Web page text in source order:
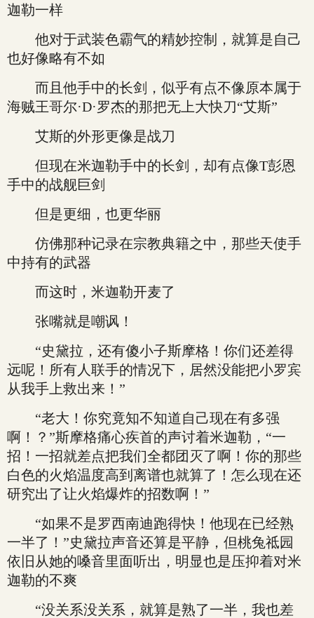
迦勒一样
他对于武装色霸气的精妙控制，就算是自己
也好像略有不如
而且他手中的长剑，似乎有点不像原本属于
海贼王哥尔·D·罗杰的那把无上大快刀“艾斯”
艾斯的外形更像是战刀
但现在米迦勒手中的长剑，却有点像T彭恩
手中的战舰巨剑
但是更细，也更华丽
仿佛那种记录在宗教典籍之中，那些天使手
中持有的武器
而这时，米迦勒开麦了
张嘴就是嘲讽！
“史黛拉，还有傻小子斯摩格！你们还差得
远呢！所有人联手的情况下，居然没能把小罗宾
从我手上救出来！”
“老大！你究竟知不知道自己现在有多强
啊！？”斯摩格痛心疾首的声讨着米迦勒，“一
招！一招就差点把我们全都团灭了啊！你的那些
白色的火焰温度高到离谱也就算了！怎么现在还
研究出了让火焰爆炸的招数啊！”
“如果不是罗西南迪跑得快！他现在已经熟
一半了！”史黛拉声音还算是平静，但桃兔祗园
依旧从她的嗓音里面听出，明显也是压抑着对米
迦勒的不爽
“没关系没关系，就算是熟了一半，我也差